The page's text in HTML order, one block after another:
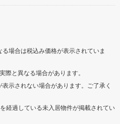
場合は税込み価格が表示されていま
際と異なる場合があります。
示されない場合があります。ご了承く
経過している未入居物件が掲載されてい